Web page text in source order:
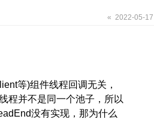
« 2022-05-17
等)组件线程回调无关，
程并不是同一个池子，所以
没有实现，那为什么